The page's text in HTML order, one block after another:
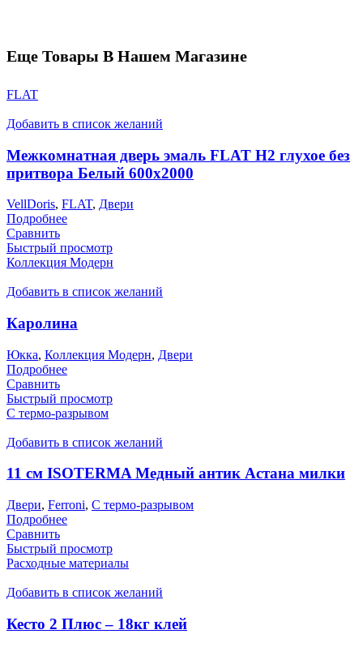
Еще Товары В Нашем Магазине
FLAT
Добавить в список желаний
Межкомнатная дверь эмаль FLAT H2 глухое без
притвора Белый 600х2000
VellDoris, FLAT, Двери
Подробнее
Сравнить
Быстрый просмотр
Коллекция Модерн
Добавить в список желаний
Каролина
Юкка, Коллекция Модерн, Двери
Подробнее
Сравнить
Быстрый просмотр
С термо-разрывом
Добавить в список желаний
11 см ISOTERMA Медный антик Астана милки
Двери, Ferroni, С термо-разрывом
Подробнее
Сравнить
Быстрый просмотр
Расходные материалы
Добавить в список желаний
Кесто 2 Плюс – 18кг клей